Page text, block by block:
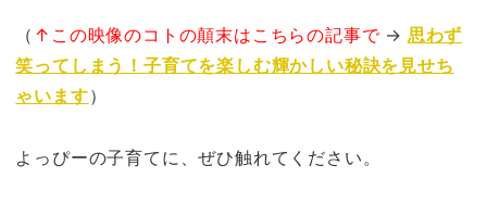
（ ↑この映像のコトの顛末はこちらの記事で→ 思わず
笑ってしまう！子育てを楽しむ輝かしい秘訣を見せち
ゃいます）
よっぴーの子育てに、ぜひ触れてください。